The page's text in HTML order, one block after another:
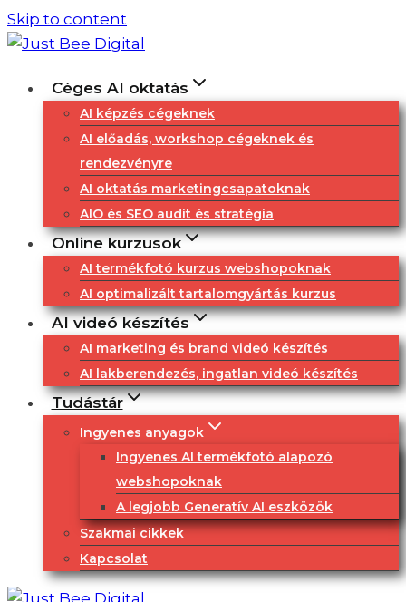
Skip to content
Céges AI oktatás
AI képzés cégeknek
AI előadás, workshop cégeknek és
rendezvényre
AI oktatás marketingcsapatoknak
AIO és SEO audit és stratégia
Online kurzusok
AI termékfotó kurzus webshopoknak
AI optimalizált tartalomgyártás kurzus
AI videó készítés
AI marketing és brand videó készítés
AI lakberendezés, ingatlan videó készítés
Tudástár
Ingyenes anyagok
Ingyenes AI termékfotó alapozó
webshopoknak
A legjobb Generatív AI eszközök
Szakmai cikkek
Kapcsolat